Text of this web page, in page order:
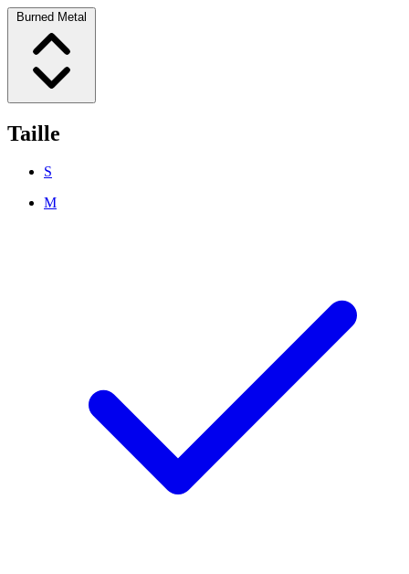
Burned Metal
Taille
S
M